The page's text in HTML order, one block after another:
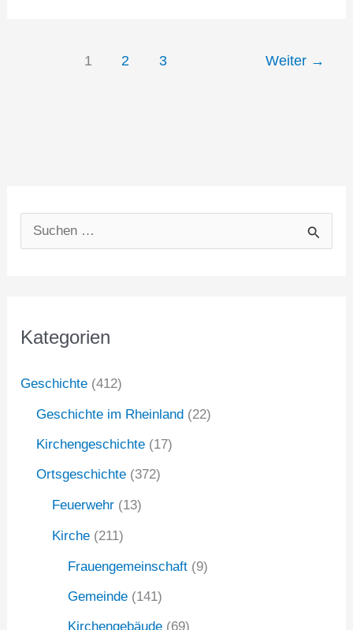
1 2 3 Weiter →
e
Kategorien
Geschichte (412)
Geschichte im Rheinland (22)
Kirchengeschichte (17)
Ortsgeschichte (372)
Feuerwehr (13)
Kirche (211)
Frauengemeinschaft (9)
Gemeinde (141)
Kirchengebäude (69)